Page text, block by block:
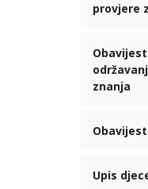
provjere
znanja
Upis